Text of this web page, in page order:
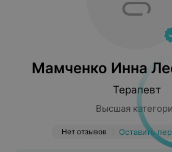
Мамченко Инна
Терапевт
Высшая
Нет отзывов Оставить